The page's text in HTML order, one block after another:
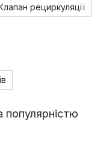
рециркуляції
популярністю